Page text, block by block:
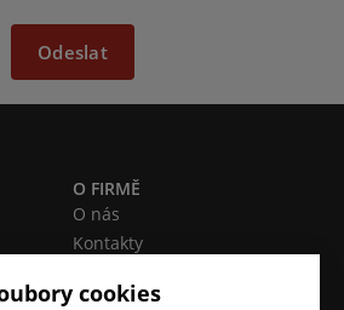
Odeslat
O FIRMĚ
O nás
Kontakty
cookies